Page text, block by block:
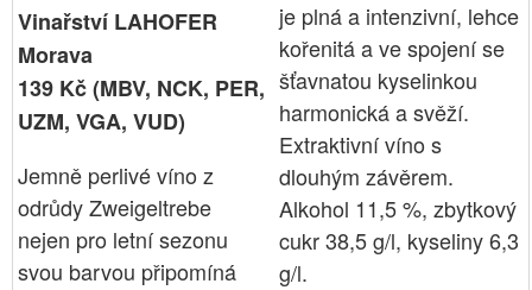
Vinařství LAHOFER
Morava
139 Kč (MBV, NCK, PER,
UZM, VGA, VUD)
Jemně perlivé víno z
odrůdy Zweigeltrebe
nejen pro letní sezonu
svou barvou připomíná
je plná a intenzivní, lehce
kořenitá a ve spojení se
šťavnatou kyselinkou
harmonická a svěží.
Extraktivní víno s
dlouhým závěrem.
Alkohol 11,5 %, zbytkový
cukr 38,5 g/l, kyseliny 6,3
g/l.